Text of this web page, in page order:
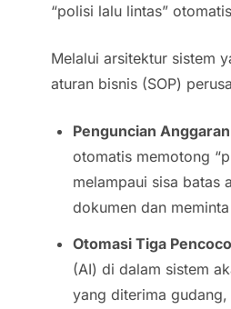
“polisi lalu lintas”
Melalui arsitektur sistem
aturan bisnis (SOP)
Penguncian
otomatis memotong
melampaui sisa batas
dokumen dan
Otomasi Tiga
(AI) di dalam sistem
yang diterima